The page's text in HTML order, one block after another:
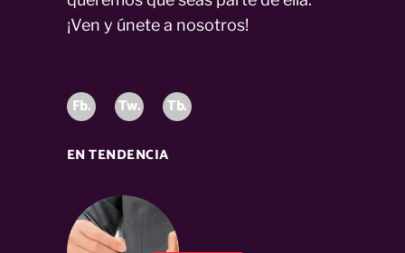
¡Ven y únete a nosotros!
Fb. Tw. Tb.
EN TENDENCIA